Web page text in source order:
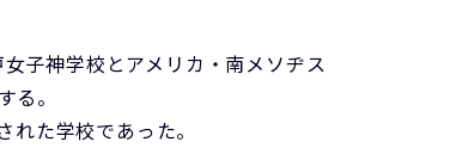
子神学校とアメリカ・南メソヂス
。
た学校であった。